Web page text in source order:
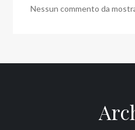
Nessun commento da